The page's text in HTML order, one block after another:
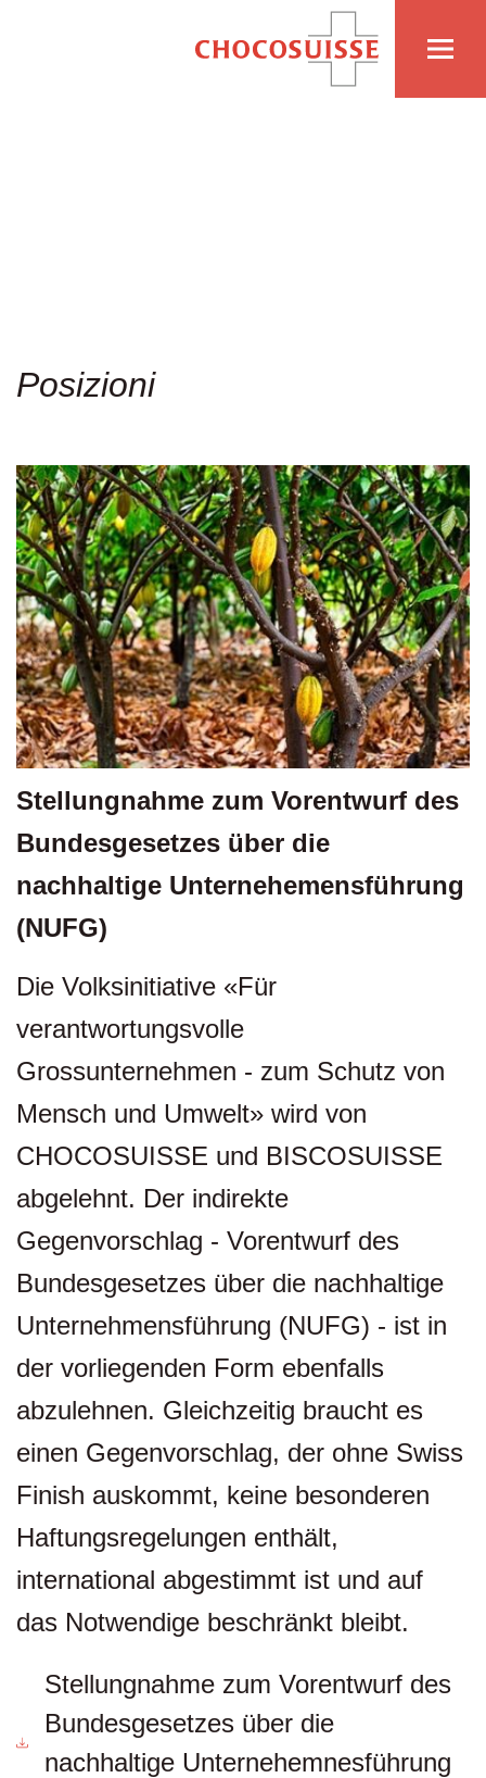
Posizioni
Stellungnahme zum Vorentwurf des
Bundesgesetzes über die
nachhaltige Unternehemensführung
(NUFG)
Die Volksinitiative «Für
verantwortungsvolle
Grossunternehmen - zum Schutz von
Mensch und Umwelt» wird von
CHOCOSUISSE und BISCOSUISSE
abgelehnt. Der indirekte
Gegenvorschlag - Vorentwurf des
Bundesgesetzes über die nachhaltige
Unternehmensführung (NUFG) - ist in
der vorliegenden Form ebenfalls
abzulehnen. Gleichzeitig braucht es
einen Gegenvorschlag, der ohne Swiss
Finish auskommt, keine besonderen
Haftungsregelungen enthält,
international abgestimmt ist und auf
das Notwendige beschränkt bleibt.
Stellungnahme zum Vorentwurf des
Bundesgesetzes über die
nachhaltige Unternehemnesführung